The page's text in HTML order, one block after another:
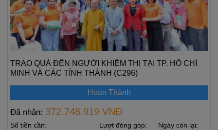
TRAO QUÀ ĐẾN NGƯỜI KHIẾM THỊ TẠI TP. HỒ CHÍ
MINH VÀ CÁC TỈNH THÀNH (C296)
Hoàn Thành
Đã nhận: 372.748.919 VNĐ
Số tiền cần:
Lượt đóng góp:
Ngày còn lại: